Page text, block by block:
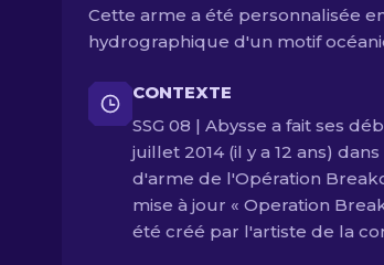
Cette arme a été personnalisée
hydrographique d'un motif
CONTEXTE
SSG 08 | Abysse a fait ses
juillet 2014 (il y a 12 ans)
d'arme de l'Opération
mise à jour « Operation
été créé par l'artiste de la